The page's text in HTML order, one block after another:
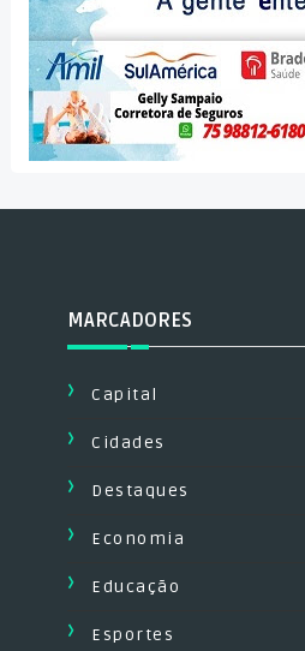
MARCADORES
Capital
Cidades
Destaques
Economia
Educação
Esportes